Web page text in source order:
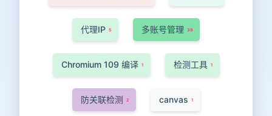
代理IP 5 多账号管理 39
Chromium 109 编译 1 检测工具 1
防关联检测 2 canvas 1